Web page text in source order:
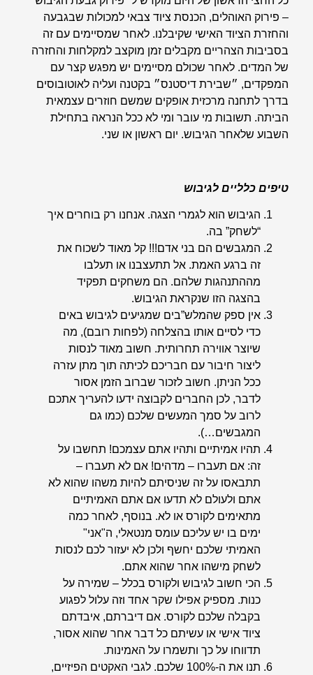
– פירוק האוהלים, הכנסת ציוד צבאי למכולות שבגבעה
והחזרת הציוד האישי שקיבלנו. לאחר שמסיימים עם זה
בסביבות הצהריים מקבלים זמן מוקצב למקלחות והחזרה
של המדים. לאחר שכולם מסיימים יש מפגש קצר עם
המפקדים, ״שבירת דיסטנס״ בקטנה ועליה לאוטובוסים
בדרך לתחנה מרכזית אופקים שמשם חוזרים עצמאית
הביתה. תשובות מי עובר ומי לא ככל הנראה בתחילת
השבוע שלאחר הגיבוש. יום ראשון או שני.
טיפים כלליים לגיבוש
הגיבוש הוא לגמרי הצגה. אנחנו רק בוחרים איך
“לשחק” בה.
המגבשים הם בני אדם!!! קל מאוד לשכוח את
זה ברגע האמת. אל תתעצבנו או תעלבו
מההתנהגות שלהם. הם משחקים תפקיד
בהצגה הזו שנקראת הגיבוש.
אין ספק שהמלש”בים שמגיעים לגיבוש באים
כדי לסיים אותו בהצלחה (לפחות רובם), מה
שיוצר אווירה תחרותית. חשוב מאוד לנסות
ליצור חיבור עם חבריכם לכיתה תוך מתן עזרה
ככל הניתן. חשוב לזכור שברוב הזמן אסור
לדבר, לכן החברים לקבוצה ידעו להעריך אתכם
לרוב על סמך המעשים שלכם (כמו גם
המגבשים…).
תהיו אמיתיים ותהיו אתם עצמכם! תחשבו על
זה: אם תעברו – מדהים! אם לא תעברו –
תתבאסו על זה שניסיתם להיות משהו שהוא לא
אתם ולעולם לא תדעו אם אתם האמיתיים
מתאימים לקורס או לא. בנוסף, לאחר כמה
ימים בו יש עליכם עומס מנטאלי, ה"אני"
האמיתי שלכם יחשף ולכן לא יעזור לכם לנסות
לשחק מישהו אחר שהוא אתם.
הכי חשוב לגיבוש ולקורס בכלל – שמירה על
כנות. מספיק אפילו שקר אחד וזה עלול לפגוע
בקבלה שלכם לקורס. אם דיברתם, איבדתם
ציוד אישי או עשיתם כל דבר אחר שהוא אסור,
תדווחו על כך ותשמרו על האמינות.
תנו את ה-100% שלכם. לגבי האקטים הפיזיים,